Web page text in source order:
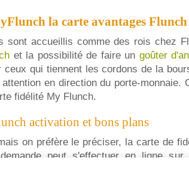
la carte avantages Flunch
accueillis comme des rois chez
et la possibilité de faire un goûter
ceux qui tiennent les cordons de la
en direction du porte-monnaie.
fidélité My Flunch.
activation et bons plans
on préfère le préciser, la carte de
peut s'effectuer en ligne sur
l'inscription au programme Myflunch